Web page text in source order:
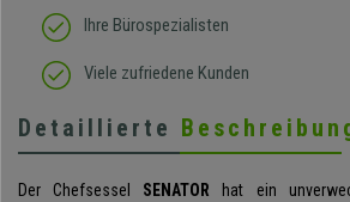
Ihre Bürospezialisten
Viele zufriedene Kunden
Detaillierte
Der Chefsessel SENATOR hat ein